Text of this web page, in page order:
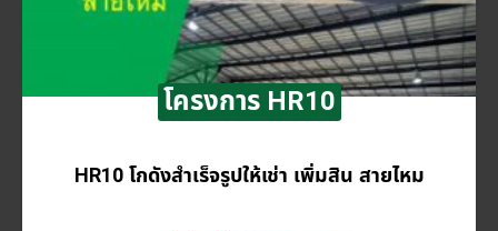
โครงการ HR10
HR10 โกดังสำเร็จรูปให้เช่า เพิ่มสิน สายไหม